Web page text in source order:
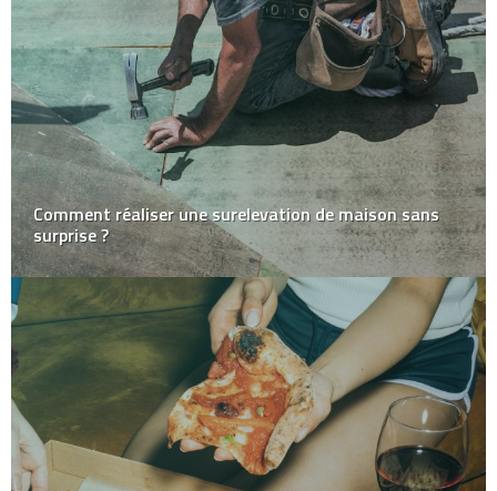
Comment réaliser une surelevation de maison sans
surprise ?